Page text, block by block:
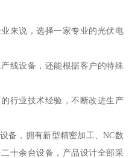
来说，选择一家专业的光伏电
线设备，还能根据客户的特殊
行业技术经验，不断改进生产
备，拥有新型精密加工、NC数
十余台设备，产品设计全部采